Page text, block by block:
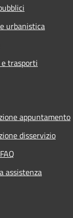
urbanistica
trasporti
appuntamento
disservizio
assistenza